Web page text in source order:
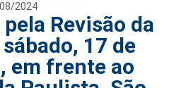
2024
Revisão da
17 de
em frente ao